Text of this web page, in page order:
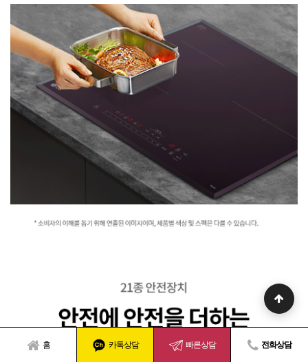
홈 카톡상담 빠른상담 전화상담